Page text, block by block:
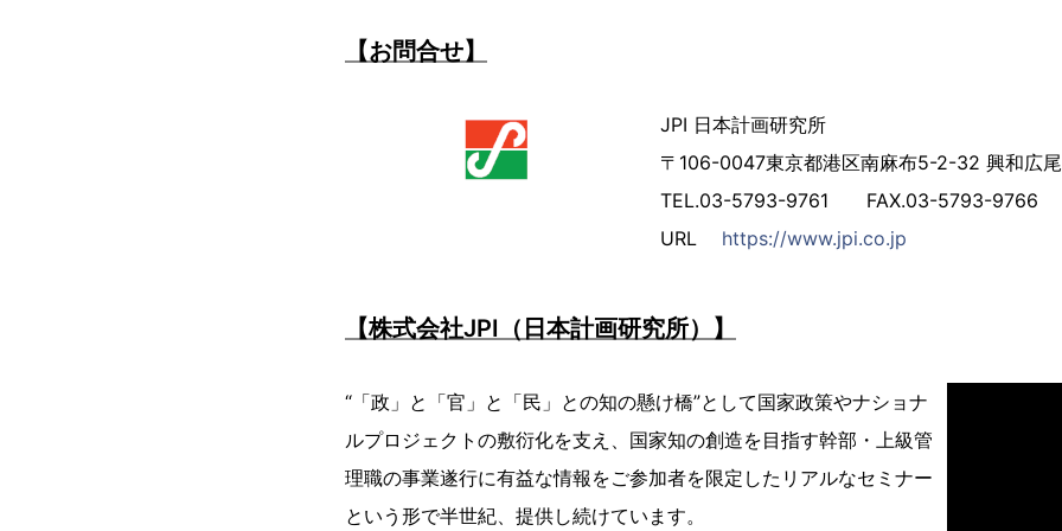
【お問合せ】
JPI 日本計画研究所
〒106-0047東京都港区南麻布5-2-32 興和広
TEL.03-5793-9761 FAX.03-5793-9766
URL https://www.jpi.co.jp
【株式会社JPI（日本計画研究所）】
“「政」と「官」と「民」との知の懸け橋”として国家政策やナショナ
ルプロジェクトの敷衍化を支え、国家知の創造を目指す幹部・上級管
理職の事業遂行に有益な情報をご参加者を限定したリアルなセミナー
という形で半世紀、提供し続けています。